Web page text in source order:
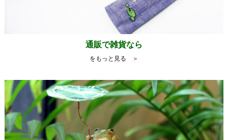
通販で雑貨なら
をもっと見る ＞